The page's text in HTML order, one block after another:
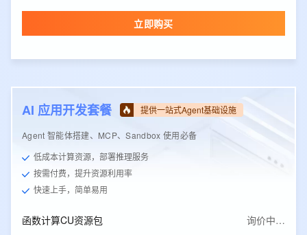
立即购买
AI 应用开发套餐 提供一站式Agent基础设施
Agent 智能体搭建、MCP、Sandbox 使用必备
低成本计算资源，部署推理服务
按需付费，提升资源利用率
快速上手，简单易用
函数计算CU资源包 询价中…